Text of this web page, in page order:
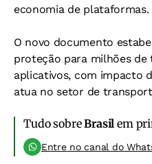
economia de plataformas.
O novo documento
proteção para milhões de
aplicativos, com impacto
atua no setor de
Tudo sobreBrasil em
Entre no canal do